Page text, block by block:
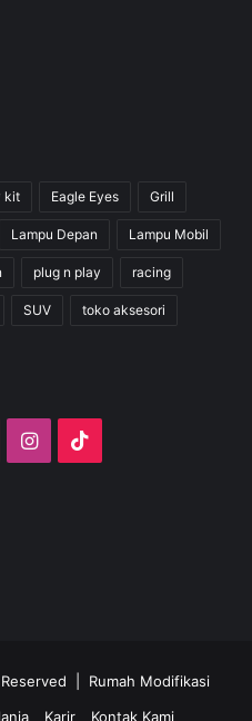
kit Eagle Eyes Grill
Lampu Depan Lampu Mobil
plug n play racing
SUV toko aksesori
YouTubeInstagram
| Rumah Modifikasi
Karir Kontak Kami